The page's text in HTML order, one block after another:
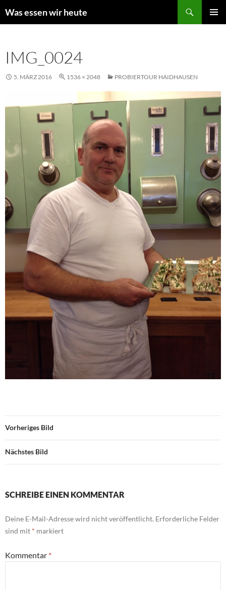
Inhalt
Was essen wir heute
IMG_0024
5. MÄRZ 2016 1536 × 2048 PROBIERTOUR HAIDHAUSEN
Vorheriges Bild
Nächstes Bild
SCHREIBE EINEN KOMMENTAR
Deine E-Mail-Adresse wird nicht veröffentlicht. Erforderliche Felder
sind mit * markiert
Kommentar *